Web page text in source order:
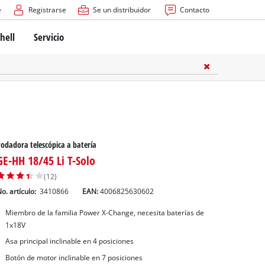
Registrarse Se un distribuidor Contacto
Servicio
telescópica a batería
HH 18/45 Li T-Solo
(12)
artículo: 3410866 EAN:4006825630602
Miembro de la familia Power X-Change, necesita baterías de
1x18V
Asa principal inclinable en 4 posiciones
Botón de motor inclinable en 7 posiciones